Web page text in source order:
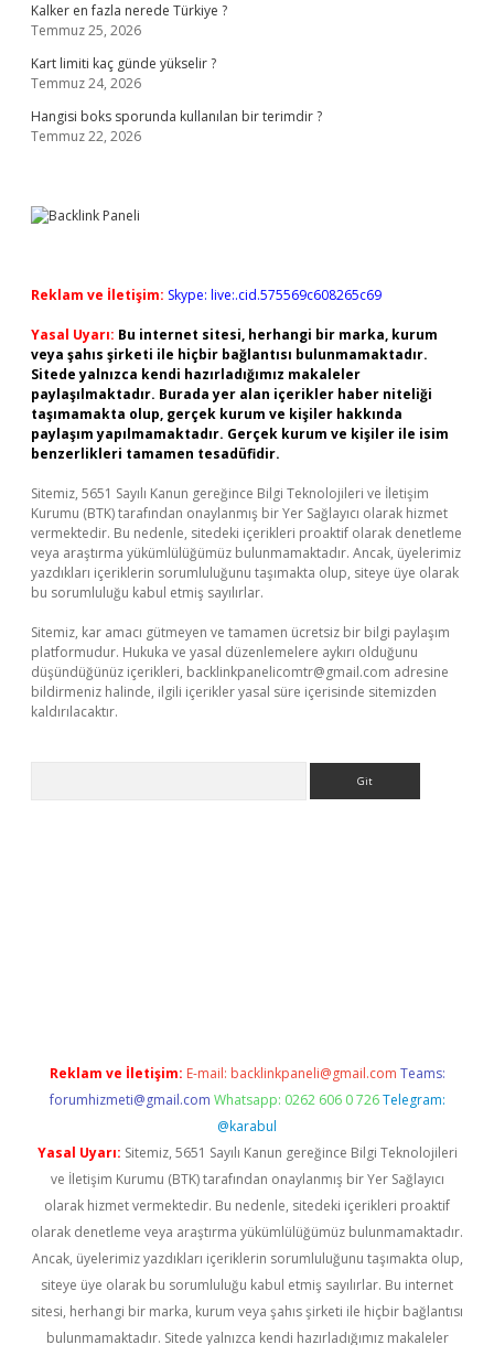
Kalker en fazla nerede Türkiye ?
Temmuz 25, 2026
Kart limiti kaç günde yükselir ?
Temmuz 24, 2026
Hangisi boks sporunda kullanılan bir terimdir ?
Temmuz 22, 2026
Reklam ve İletişim: Skype: live:.cid.575569c608265c69
Yasal Uyarı: Bu internet sitesi, herhangi bir marka, kurum
veya şahıs şirketi ile hiçbir bağlantısı bulunmamaktadır.
Sitede yalnızca kendi hazırladığımız makaleler
paylaşılmaktadır. Burada yer alan içerikler haber niteliği
taşımamakta olup, gerçek kurum ve kişiler hakkında
paylaşım yapılmamaktadır. Gerçek kurum ve kişiler ile isim
benzerlikleri tamamen tesadüfidir.
Sitemiz, 5651 Sayılı Kanun gereğince Bilgi Teknolojileri ve İletişim
Kurumu (BTK) tarafından onaylanmış bir Yer Sağlayıcı olarak hizmet
vermektedir. Bu nedenle, sitedeki içerikleri proaktif olarak denetleme
veya araştırma yükümlülüğümüz bulunmamaktadır. Ancak, üyelerimiz
yazdıkları içeriklerin sorumluluğunu taşımakta olup, siteye üye olarak
bu sorumluluğu kabul etmiş sayılırlar.
Sitemiz, kar amacı gütmeyen ve tamamen ücretsiz bir bilgi paylaşım
platformudur. Hukuka ve yasal düzenlemelere aykırı olduğunu
düşündüğünüz içerikleri, backlinkpanelicomtr@gmail.com adresine
bildirmeniz halinde, ilgili içerikler yasal süre içerisinde sitemizden
kaldırılacaktır.
Reklam ve İletişim: E-mail: backlinkpaneli@gmail.com Teams:
forumhizmeti@gmail.com Whatsapp: 0262 606 0 726 Telegram:
@karabul
Yasal Uyarı: Sitemiz, 5651 Sayılı Kanun gereğince Bilgi Teknolojileri
ve İletişim Kurumu (BTK) tarafından onaylanmış bir Yer Sağlayıcı
olarak hizmet vermektedir. Bu nedenle, sitedeki içerikleri proaktif
olarak denetleme veya araştırma yükümlülüğümüz bulunmamaktadır.
Ancak, üyelerimiz yazdıkları içeriklerin sorumluluğunu taşımakta olup,
siteye üye olarak bu sorumluluğu kabul etmiş sayılırlar. Bu internet
sitesi, herhangi bir marka, kurum veya şahıs şirketi ile hiçbir bağlantısı
bulunmamaktadır. Sitede yalnızca kendi hazırladığımız makaleler